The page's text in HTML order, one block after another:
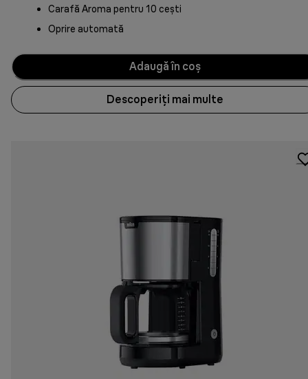
Carafă Aroma pentru 10 cești
Oprire automată
Adaugă în coș
Descoperiți mai multe